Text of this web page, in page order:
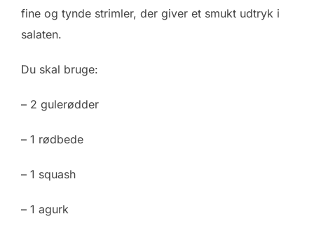
fine og tynde strimler, der giver et smukt udtryk i
salaten.
Du skal bruge:
– 2 gulerødder
– 1 rødbede
– 1 squash
– 1 agurk